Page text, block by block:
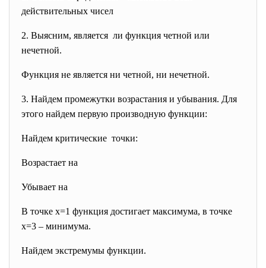
действительных чисел
2. Выясним, является ли функция четной или
нечетной.
Функция не является ни четной, ни нечетной.
3. Найдем промежутки возрастания и убывания. Для
этого найдем первую производную функции:
Найдем критические точки:
Возрастает на
Убывает на
В точке x=1 функция достигает максимума, в точке
x=3 – минимума.
Найдем экстремумы функции.